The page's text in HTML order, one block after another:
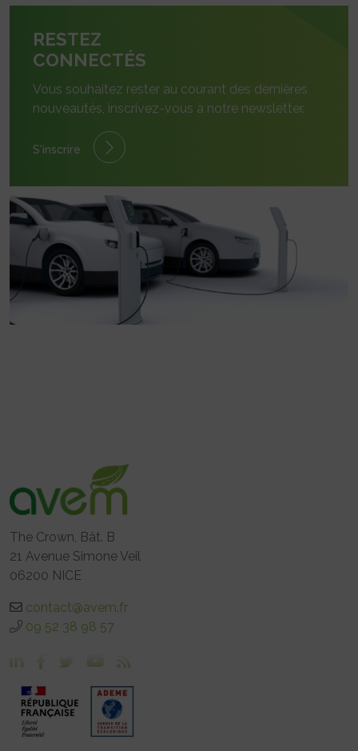
RESTEZ
CONNECTÉS
Vous souhaitez rester au courant des dernières
nouveautés, inscrivez-vous à notre newsletter.
S'inscrire
The Crown, Bât. B
21 Avenue Simone Veil
06200 NICE
contact@avem.fr
09 52 38 98 57